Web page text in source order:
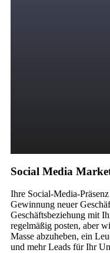
Social Media
Ihre Social-Media-
Gewinnung neuer
Geschäftsbeziehung mit
regelmäßig posten, aber
Masse abzuheben, ein
und mehr Leads für Ihr